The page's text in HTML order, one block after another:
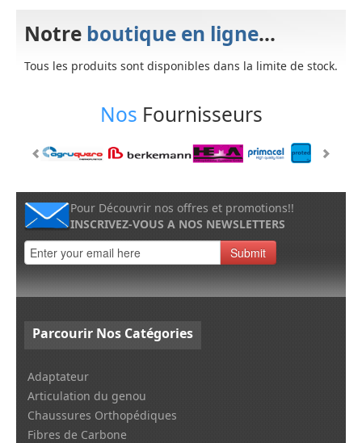
Notre boutique en ligne...
Tous les produits sont disponibles dans la limite de stock.
Nos Fournisseurs
Pour Découvrir nos offres et promotions!!
INSCRIVEZ-VOUS A NOS NEWSLETTERS
Submit
Parcourir Nos Catégories
Adaptateur
Articulation du genou
Chaussures Orthopédiques
Fibres de Carbone